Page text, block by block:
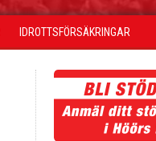
IDROTTSFÖRSÄKRINGAR